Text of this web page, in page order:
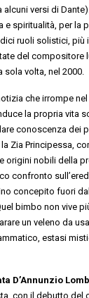
alcuni versi di
e spiritualità, per la
ruoli solistici, più
del compositore
sola volta, nel 2000.
che irrompe
la propria vita
conoscenza dei
la Zia Principessa,
origini nobili della
confronto
concepito fuori
bimbo non vive
un veleno da
estasi
D’Annunzio
con il debutto del